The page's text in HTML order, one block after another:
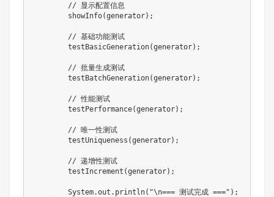
        // 显示配置信息
        showInfo(generator);
        // 基础功能测试
        testBasicGeneration(generator);
        // 批量生成测试
        testBatchGeneration(generator);
        // 性能测试
        testPerformance(generator);
        // 唯一性测试
        testUniqueness(generator);
        // 递增性测试
        testIncrement(generator);
        System.out.println("\n=== 测试完成 ===");